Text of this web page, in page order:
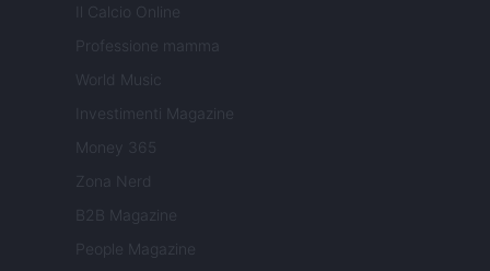
Il Calcio Online
Professione mamma
World Music
Investimenti Magazine
Money 365
Zona Nerd
B2B Magazine
People Magazine